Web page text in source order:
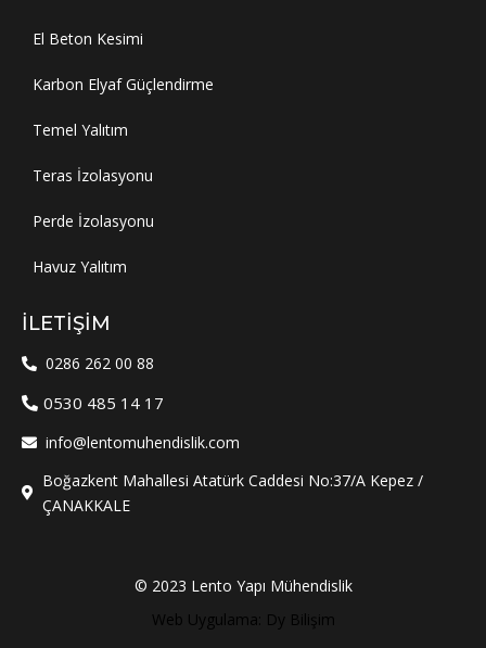
El Beton Kesimi
Karbon Elyaf Güçlendirme
Temel Yalıtım
Teras İzolasyonu
Perde İzolasyonu
Havuz Yalıtım
İLETIŞIM
0286 262 00 88
0530 485 14 17
info@lentomuhendislik.com
Boğazkent Mahallesi Atatürk Caddesi No:37/A Kepez /
ÇANAKKALE
© 2023 Lento Yapı Mühendislik
Web Uygulama: Dy Bilişim